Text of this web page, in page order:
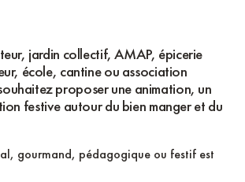
jardin collectif, AMAP, épicerie
école, cantine ou association
proposer une animation, un
festive autour du bien manger et du
gourmand, pédagogique ou festif est